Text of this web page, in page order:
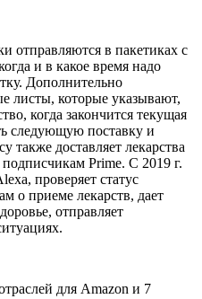
отправляются в пакетиках с
и в какое время надо
Дополнительно
листы, которые указывают,
когда закончится текущая
следующую поставку и
также доставляет лекарства
Prime. С 2019 г.
проверяет статус
о приеме лекарств, дает
отправляет